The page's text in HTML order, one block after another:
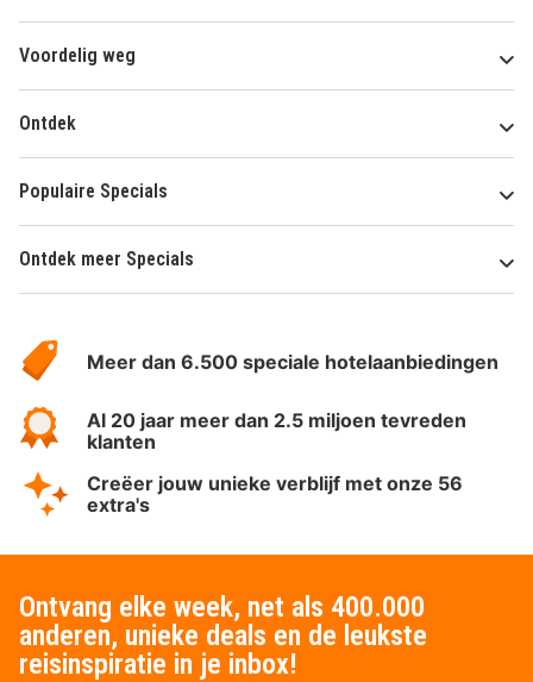
Voordelig weg
Ontdek
Populaire Specials
Ontdek meer Specials
HotelSpecials
Meer dan 6.500 speciale hotelaanbiedingen
Al 20 jaar meer dan 2.5 miljoen tevreden
klanten
Creëer jouw unieke verblijf met onze 56
extra's
Ontvang elke week, net als 400.000
anderen, unieke deals en de leukste
reisinspiratie in je inbox!